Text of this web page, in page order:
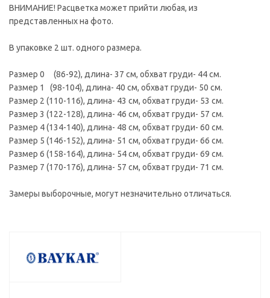
ВНИМАНИЕ! Расцветка может прийти любая, из
представленных на фото.
В упаковке 2 шт. одного размера.
Размер 0 (86-92), длина- 37 см, обхват груди- 44 см.
Размер 1 (98-104), длина- 40 см, обхват груди- 50 см.
Размер 2 (110-116), длина- 43 см, обхват груди- 53 см.
Размер 3 (122-128), длина- 46 см, обхват груди- 57 см.
Размер 4 (134-140), длина- 48 см, обхват груди- 60 см.
Размер 5 (146-152), длина- 51 см, обхват груди- 66 см.
Размер 6 (158-164), длина- 54 см, обхват груди- 69 см.
Размер 7 (170-176), длина- 57 см, обхват груди- 71 см.
Замеры выборочные, могут незначительно отличаться.